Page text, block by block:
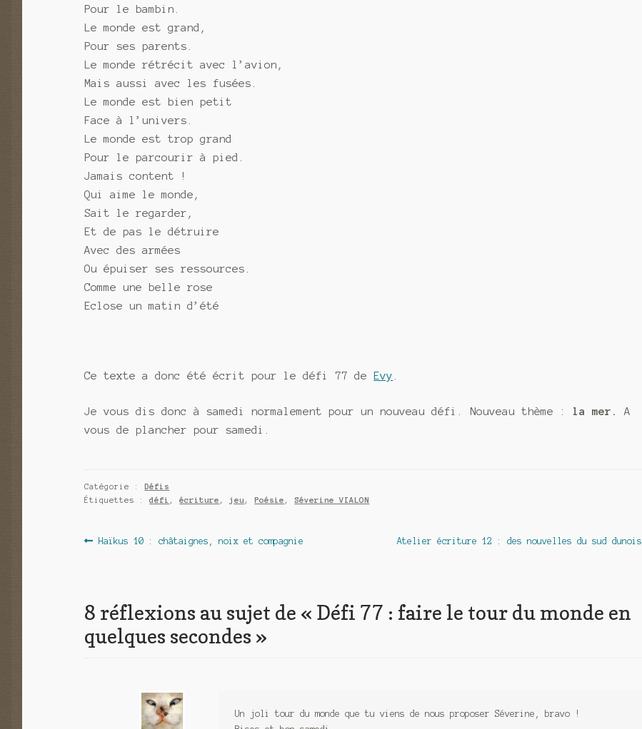
Pour le bambin.
Le monde est grand,
Pour ses parents.
Le monde rétrécit avec l’avion,
Mais aussi avec les fusées.
Le monde est bien petit
Face à l’univers.
Le monde est trop grand
Pour le parcourir à pied.
Jamais content !
Qui aime le monde,
Sait le regarder,
Et de pas le détruire
Avec des armées
Ou épuiser ses ressources.
Comme une belle rose
Eclose un matin d’été
Ce texte a donc été écrit pour le défi 77 de Evy .
Je vous dis donc à samedi normalement pour un nouveau défi. Nouveau thème : la mer.A
vous de plancher pour samedi.
Catégorie :Défis
Étiquettes :défi ,écriture , jeu ,Poésie ,Séverine VIALON
Navigation
Article
Haïkus 10 : châtaignes, noix et compagnie
Article
Atelier écriture 12 : des nouvelles du sud dunois
8 réflexions au sujet de « Défi 77 : faire le tour du monde en
quelques secondes »
Un joli tour du monde que tu viens de nous proposer Séverine, bravo !